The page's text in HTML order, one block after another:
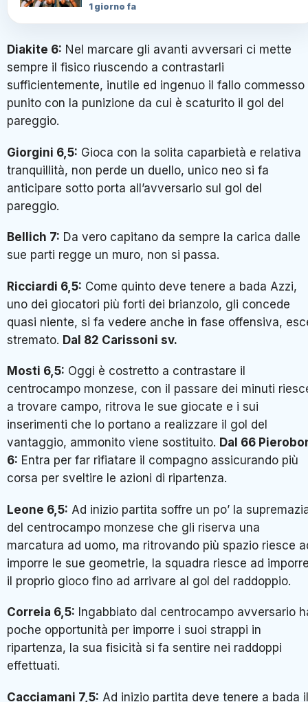
1 giorno fa
Diakite 6: Nel marcare gli avanti avversari ci mette
sempre il fisico riuscendo a contrastarli
sufficientemente, inutile ed ingenuo il fallo commesso
punito con la punizione da cui è scaturito il gol del
pareggio.
Giorgini 6,5: Gioca con la solita caparbietà e relativa
tranquillità, non perde un duello, unico neo si fa
anticipare sotto porta all’avversario sul gol del
pareggio.
Bellich 7: Da vero capitano da sempre la carica dalle
sue parti regge un muro, non si passa.
Ricciardi 6,5: Come quinto deve tenere a bada Azzi,
uno dei giocatori più forti dei brianzolo, gli concede
quasi niente, si fa vedere anche in fase offensiva,
stremato. Dal 82 Carissoni sv.
Mosti 6,5: Oggi è costretto a contrastare il
centrocampo monzese, con il passare dei minuti
a trovare campo, ritrova le sue giocate e i sui
inserimenti che lo portano a realizzare il gol del
vantaggio, ammonito viene sostituito. Dal 66
6: Entra per far rifiatare il compagno assicurando più
corsa per sveltire le azioni di ripartenza.
Leone 6,5: Ad inizio partita soffre un po’ la
del centrocampo monzese che gli riserva una
marcatura ad uomo, ma ritrovando più spazio riesce
imporre le sue geometrie, la squadra riesce ad
il proprio gioco fino ad arrivare al gol del raddoppio.
Correia 6,5: Ingabbiato dal centrocampo avversario
poche opportunità per imporre i suoi strappi in
ripartenza, la sua fisicità si fa sentire nei raddoppi
effettuati.
Cacciamani 7,5: Ad inizio partita deve tenere a bada il